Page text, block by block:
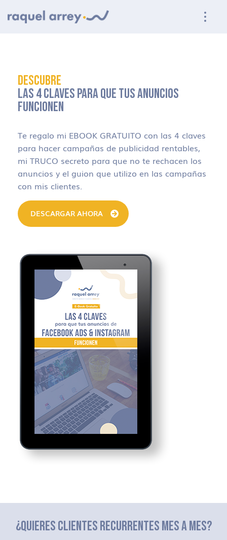
DESCUBRE
LAS 4 CLAVES PARA QUE TUS ANUNCIOS
FUNCIONEN
Te regalo mi EBOOK GRATUITO con las 4 claves
para hacer campañas de publicidad rentables,
mi TRUCO secreto para que no te rechacen los
anuncios y el guion que utilizo en las campañas
con mis clientes.
DESCARGAR AHORA
¿QUIERES CLIENTES RECURRENTES MES A MES?